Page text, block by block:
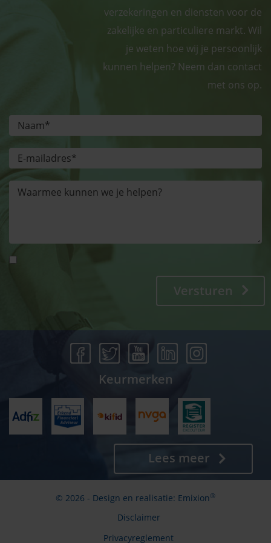
verzekeringen en diensten voor de
zakelijke en particuliere markt. Wil
je weten hoe wij je persoonlijk
kunnen helpen? Neem dan contact
met ons op.
Versturen
Keurmerken
Lees meer
© 2026 - Design en realisatie: Emixion®
Disclaimer
Privacyreglement